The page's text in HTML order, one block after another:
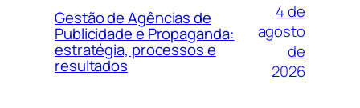
Gestão de Agências de
Publicidade e Propaganda:
estratégia, processos e
resultados
4 de
agosto
de
2026